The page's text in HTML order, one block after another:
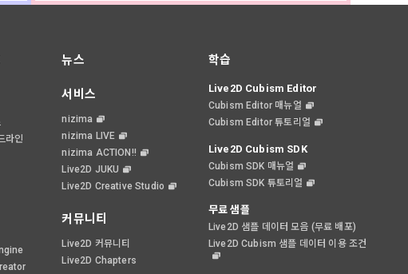
라인
뉴스
서비스
nizima
nizima LIVE
nizima ACTION!!
Live2D JUKU
Live2D Creative Studio
커뮤니티
Live2D 커뮤니티
Live2D Chapters
학습
Live2D Cubism Editor
Cubism Editor 매뉴얼
Cubism Editor 튜토리얼
Live2D Cubism SDK
Cubism SDK 매뉴얼
Cubism SDK 튜토리얼
무료 샘플
Live2D 샘플 데이터 모음 (무료 배포)
Live2D Cubism 샘플 데이터 이용 조건